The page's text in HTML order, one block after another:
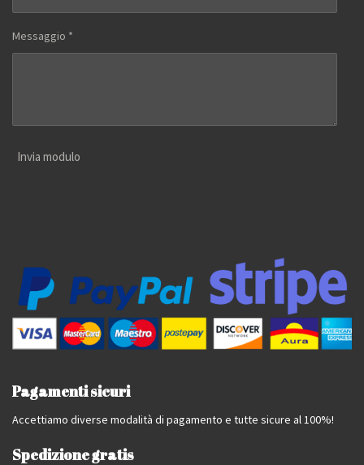
Messaggio *
Invia modulo
Pagamenti sicuri
Accettiamo diverse modalità di pagamento e tutte sicure al 100%!
Spedizione gratis